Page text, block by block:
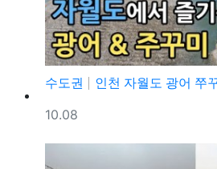
수도권
인천 자월도 광어 쭈꾸미
등록일
10.08